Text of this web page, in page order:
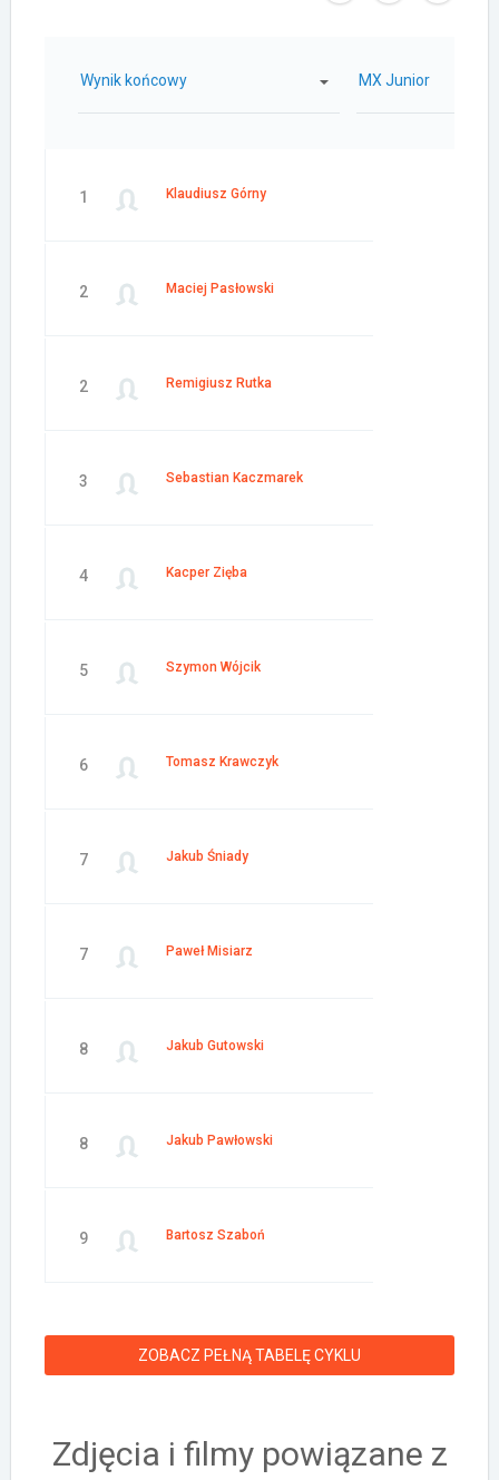
Wynik końcowy MX Junior
1 Klaudiusz Górny
2 Maciej Pasłowski
2 Remigiusz Rutka
3 Sebastian Kaczmarek
4 Kacper Zięba
5 Szymon Wójcik
6 Tomasz Krawczyk
7 Jakub Śniady
7 Paweł Misiarz
8 Jakub Gutowski
8 Jakub Pawłowski
9 Bartosz Szaboń
ZOBACZ PEŁNĄ TABELĘ CYKLU
Zdjęcia i filmy powiązane z